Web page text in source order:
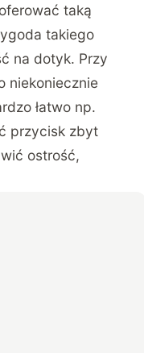
taką
takiego
na dotyk. Przy
niekoniecznie
łatwo np.
przycisk zbyt
ostrość,